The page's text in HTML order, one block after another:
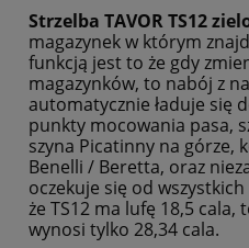
Strzelba TAVOR TS12
magazynek w którym
funkcją jest to że gdy
magazynków, to nabój z
automatycznie ładuje się
punkty mocowania pasa,
szyna Picatinny na górze,
Benelli / Beretta, oraz
oczekuje się od
że TS12 ma lufę 18,5 cala,
wynosi tylko 28,34 cala.